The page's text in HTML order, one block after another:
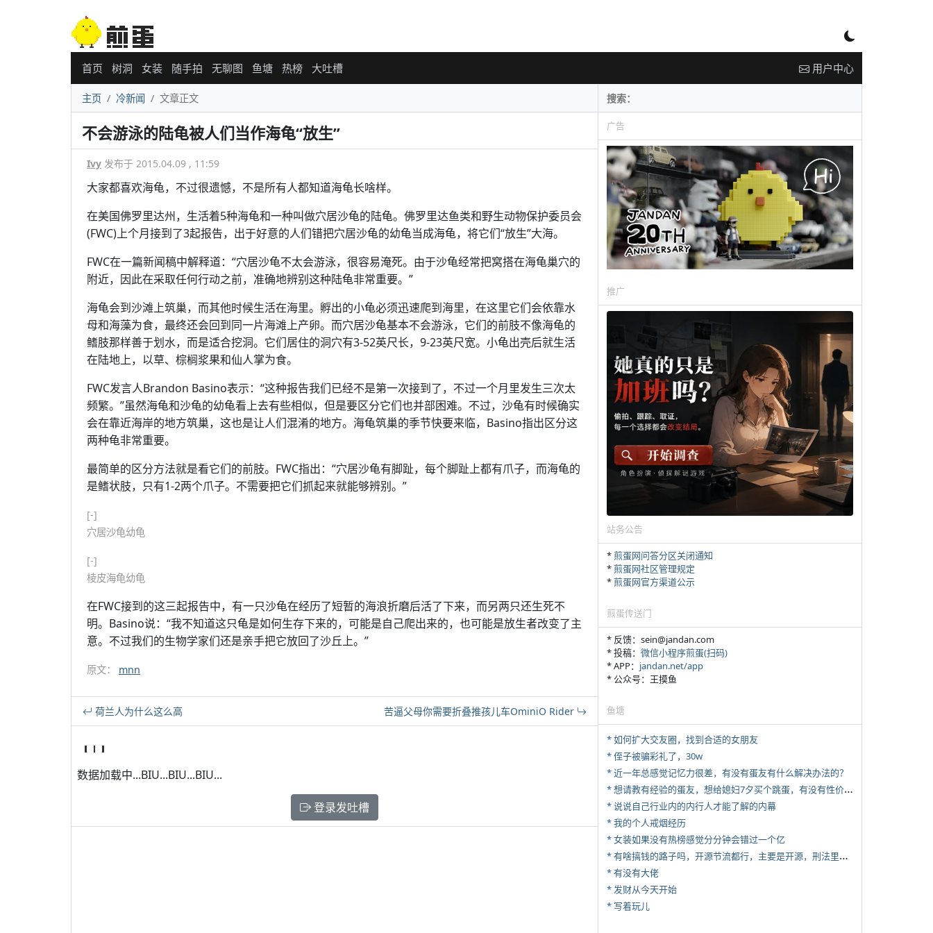
首页 树洞 女装 随手拍 无聊图 鱼塘 热榜 大吐槽 用户中心
主页 冷新闻 文章正文
不会游泳的陆龟被人们当作海龟“放生”
Ivy 发布于 2015.04.09 , 11:59
大家都喜欢海龟，不过很遗憾，不是所有人都知道海龟长啥样。
在美国佛罗里达州，生活着5种海龟和一种叫做穴居沙龟的陆龟。佛罗里达鱼类和野生动物保护委员会
(FWC)上个月接到了3起报告，出于好意的人们错把穴居沙龟的幼龟当成海龟，将它们“放生”大海。
FWC在一篇新闻稿中解释道：“穴居沙龟不太会游泳，很容易淹死。由于沙龟经常把窝搭在海龟巢穴的
附近，因此在采取任何行动之前，准确地辨别这种陆龟非常重要。”
海龟会到沙滩上筑巢，而其他时候生活在海里。孵出的小龟必须迅速爬到海里，在这里它们会依靠水
母和海藻为食，最终还会回到同一片海滩上产卵。而穴居沙龟基本不会游泳，它们的前肢不像海龟的
鳍肢那样善于划水，而是适合挖洞。它们居住的洞穴有3-52英尺长，9-23英尺宽。小龟出壳后就生活
在陆地上，以草、棕榈浆果和仙人掌为食。
FWC发言人Brandon Basino表示：“这种报告我们已经不是第一次接到了，不过一个月里发生三次太
频繁。”虽然海龟和沙龟的幼龟看上去有些相似，但是要区分它们也并部困难。不过，沙龟有时候确实
会在靠近海岸的地方筑巢，这也是让人们混淆的地方。海龟筑巢的季节快要来临，Basino指出区分这
两种龟非常重要。
最简单的区分方法就是看它们的前肢。FWC指出：“穴居沙龟有脚趾，每个脚趾上都有爪子，而海龟的
是鳍状肢，只有1-2两个爪子。不需要把它们抓起来就能够辨别。”
[-]
穴居沙龟幼龟
[-]
棱皮海龟幼龟
在FWC接到的这三起报告中，有一只沙龟在经历了短暂的海浪折磨后活了下来，而另两只还生死不
明。Basino说：“我不知道这只龟是如何生存下来的，可能是自己爬出来的，也可能是放生者改变了主
意。不过我们的生物学家们还是亲手把它放回了沙丘上。”
原文： mnn
荷兰人为什么这么高 苦逼父母你需要折叠推孩儿车OminiO Rider
数据加载中...BIU...BIU...BIU...
登录发吐槽
广告
推广
站务公告
*煎蛋网问答分区关闭通知
*煎蛋网社区管理规定
*煎蛋网官方渠道公示
煎蛋传送门
* 反馈：sein@jandan.com
* 投稿： 微信小程序煎蛋(扫码)
* APP： jandan.net/app
* 公众号：王摸鱼
鱼塘
* 如何扩大交友圈，找到合适的女朋友
* 侄子被骗彩礼了，30w
* 近一年总感觉记忆力很差，有没有蛋友有什么解决办法的？
*
想请教有经验的蛋友，想给媳妇7夕买个跳蛋，有没有性价比高的推荐
* 说说自己行业内的内行人才能了解的内幕
* 我的个人戒烟经历
* 女装如果没有热榜感觉分分钟会错过一个亿
*
有啥搞钱的路子吗，开源节流都行，主要是开源，刑法里的咱不做
* 有没有大佬
* 发财从今天开始
* 写着玩儿